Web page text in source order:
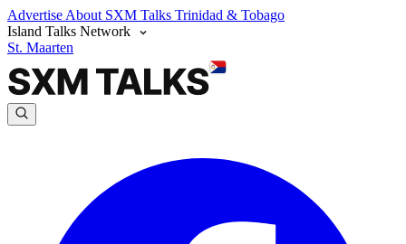
Advertise About SXM Talks Trinidad & Tobago
Island Talks Network
St. Maarten